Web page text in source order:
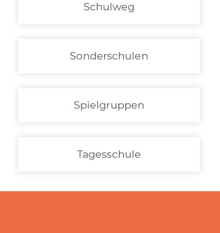
Schulweg
Sonderschulen
Spielgruppen
Tagesschule